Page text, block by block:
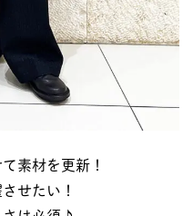
素材を更新！
せたい！